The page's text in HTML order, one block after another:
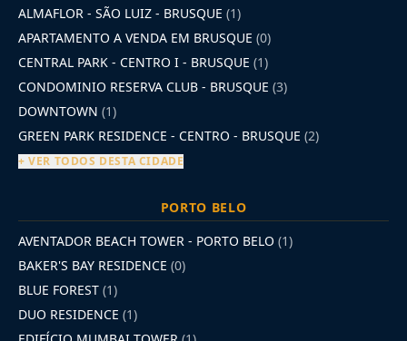
ALMAFLOR - SÃO LUIZ - BRUSQUE (1)
APARTAMENTO A VENDA EM BRUSQUE (0)
CENTRAL PARK - CENTRO I - BRUSQUE (1)
CONDOMINIO RESERVA CLUB - BRUSQUE (3)
DOWNTOWN (1)
GREEN PARK RESIDENCE - CENTRO - BRUSQUE (2)
+ VER TODOS DESTA CIDADE
PORTO BELO
AVENTADOR BEACH TOWER - PORTO BELO (1)
BAKER'S BAY RESIDENCE (0)
BLUE FOREST (1)
DUO RESIDENCE (1)